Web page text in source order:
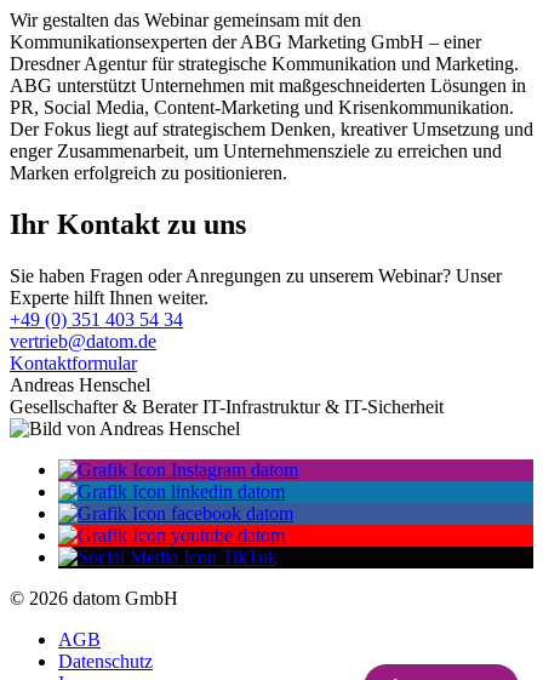
Wir gestalten das Webinar gemeinsam mit den
Kommunikationsexperten der ABG Marketing GmbH – einer
Dresdner Agentur für strategische Kommunikation und Marketing.
ABG unterstützt Unternehmen mit maßgeschneiderten Lösungen in
PR, Social Media, Content-Marketing und Krisenkommunikation.
Der Fokus liegt auf strategischem Denken, kreativer Umsetzung und
enger Zusammenarbeit, um Unternehmensziele zu erreichen und
Marken erfolgreich zu positionieren.
Ihr Kontakt zu uns
Sie haben Fragen oder Anregungen zu unserem Webinar? Unser
Experte hilft Ihnen weiter.
+49 (0) 351 403 54 34
vertrieb@datom.de
Kontaktformular
Andreas Henschel
Gesellschafter & Berater IT-Infrastruktur & IT-Sicherheit
© 2026 datom GmbH
AGB
Datenschutz